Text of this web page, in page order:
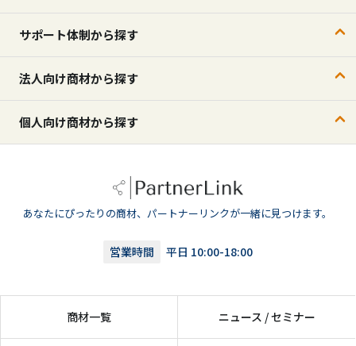
サポート体制から探す
法人向け商材から探す
個人向け商材から探す
あなたにぴったりの商材、パートナーリンクが一緒に見つけます。
営業時間 平日 10:00-18:00
商材一覧 ニュース / セミナー